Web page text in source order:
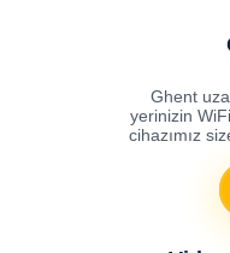
Ghent
yerinizin
cihazımız